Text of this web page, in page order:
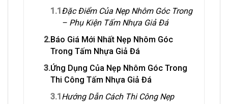
1.1 Đặc Điểm Của Nẹp Nhôm Góc Trong
– Phụ Kiện Tấm Nhựa Giả Đá
2.Báo Giá Mới Nhất Nẹp Nhôm Góc
Trong Tấm Nhựa Giả Đá
3.Ứng Dụng Của Nẹp Nhôm Góc Trong
Thi Công Tấm Nhựa Giả Đá
3.1 Hướng Dẫn Cách Thi Công Nẹp